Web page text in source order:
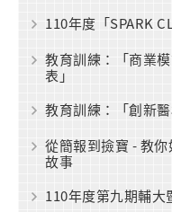
110年度「SPARK
教育訓練：「商業
表」
教育訓練：「創新
從簡報到撿寶 - 教
故事
110年度第九期輔大